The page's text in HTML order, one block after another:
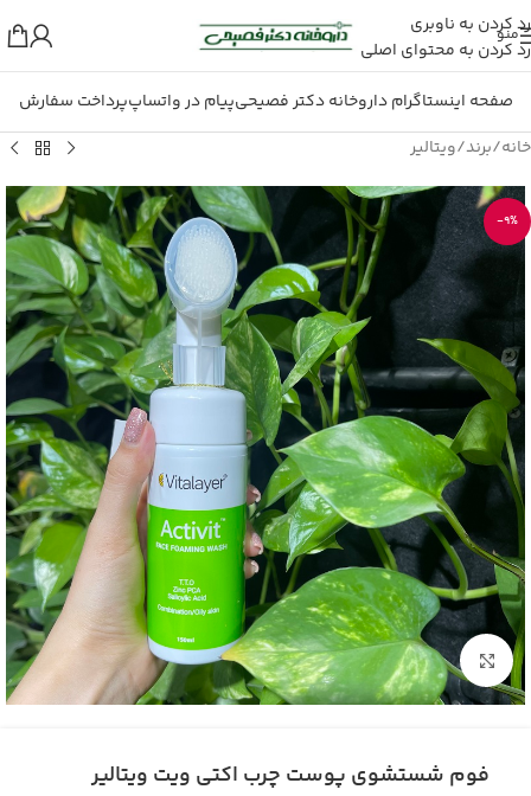
رد کردن به ناوبری
رد کردن به محتوای اصلی
منو
صفحه اینستاگرام داروخانه دکتر فصیحیپیام در واتساپپرداخت سفارش
خانه/برند/ویتالیر
-9%
بزرگنمایی تصویر
فوم شستشوی پوست چرب اکتی ویت ویتالیر